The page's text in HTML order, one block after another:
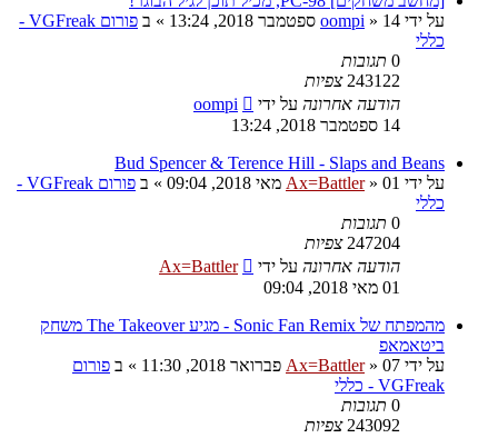
על ידי
oompi » 14 ספטמבר 2018, 13:24 » ב
פורום VGFreak -
כללי
0 תגובות
243122 צפיות
הודעה אחרונה על ידי
oompi
14 ספטמבר 2018, 13:24
Bud Spencer & Terence Hill - Slaps and Beans
על ידי
Ax=Battler» 01 מאי 2018, 09:04 » ב
פורום VGFreak -
כללי
0 תגובות
247204 צפיות
הודעה אחרונה על ידי
Ax=Battler
01 מאי 2018, 09:04
מהמפתח של Sonic Fan Remix - מגיע The Takeover משחק
ביטאמאפ
על ידי
Ax=Battler» 07 פברואר 2018, 11:30 » ב פורום
VGFreak - כללי
0 תגובות
243092 צפיות